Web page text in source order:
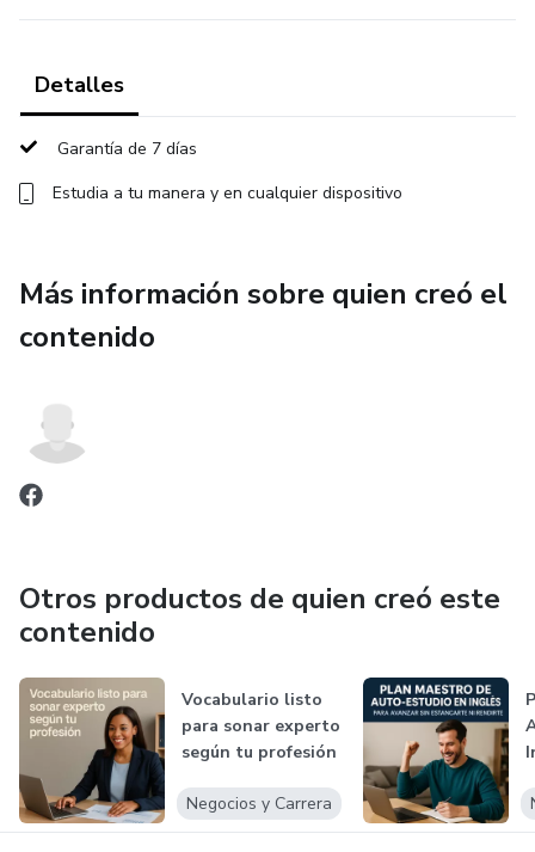
Detalles
Garantía de 7 días
Estudia a tu manera y en cualquier dispositivo
Más información sobre quien creó el
contenido
Otros productos de quien creó este
contenido
Vocabulario listo
para sonar experto
según tu profesión
Negocios y Carrera